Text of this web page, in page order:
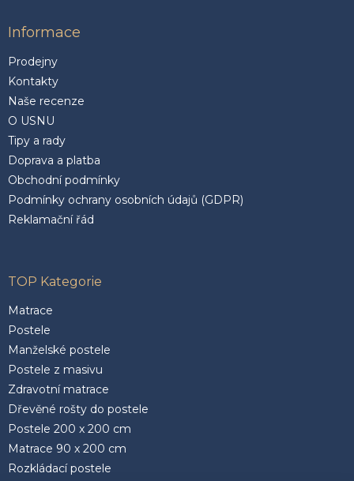
Informace
Prodejny
Kontakty
Naše recenze
O USNU
Tipy a rady
Doprava a platba
Obchodní podmínky
Podmínky ochrany osobních údajů (GDPR)
Reklamační řád
TOP Kategorie
Matrace
Postele
Manželské postele
Postele z masivu
Zdravotní matrace
Dřevěné rošty do postele
Postele 200 x 200 cm
Matrace 90 x 200 cm
Rozkládací postele